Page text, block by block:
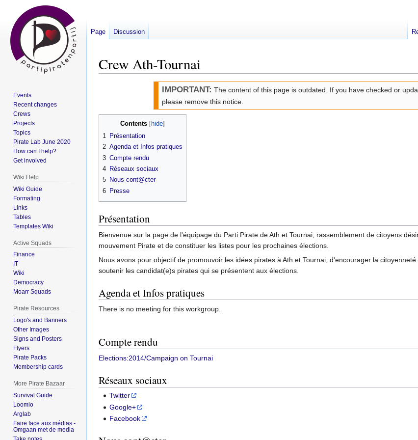
Crew Ath-Tournai
IMPORTANT: The content of this page is outdated. If you have checked or
please remove this notice.
Contents
1
Présentation
2 Agenda et Infos pratiques
3 Compte rendu
4 Réseaux sociaux
5 Nous cont@cter
6 Presse
Présentation
Bienvenue sur la page de l'équipage du Parti Pirate de Ath et Tournai, rassemblement de citoyens
mouvement Pirate et de constituer les listes pour les prochaines élections.
Nous avons pour objectif de promouvoir les idées pirates à Ath et Tournai, d'encourager la
soutenir les candidat(e)s pirates qui se présentent aux élections.
Agenda et Infos pratiques
There is no meeting for this workgroup.
Compte rendu
Elections:2014/Campaign on Tournai
Réseaux sociaux
Twitter
Google+
Facebook
Page Discussion
Events
Recent changes
Crews
Projects
Topics
Pirate Lab June 2020
How can I help?
Get involved
Wiki Help
Wiki Guide
Formating
Links
Tables
Templates Wiki
Active Squads
Finance
IT
Wiki
Democracy
Moarr Squads
Pirate Resources
Logo's and Banners
Other Images
Signs and Posters
Flyers
Pirate Packs
Membership cards
More Pirate Bazaar
Survival Guide
Loomio
Arglab
Faire face aux médias -
Omgaan met de media